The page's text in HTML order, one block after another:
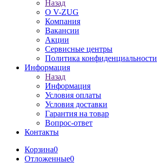
Назад
О V-ZUG
Компания
Вакансии
Акции
Сервисные центры
Политика конфиденциальности
Информация
Назад
Информация
Условия оплаты
Условия доставки
Гарантия на товар
Вопрос-ответ
Контакты
Корзина0
Отложенные0